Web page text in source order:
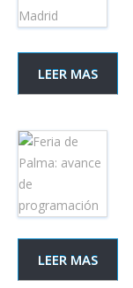
LEER MAS
LEER MAS